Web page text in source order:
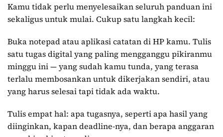
Kamu tidak perlu menyelesaikan seluruh panduan ini
sekaligus untuk mulai. Cukup satu langkah kecil:
Buka notepad atau aplikasi catatan di HP kamu. Tulis
satu tugas digital yang paling mengganggu pikiranmu
minggu ini — yang sudah kamu tunda, yang terasa
terlalu membosankan untuk dikerjakan sendiri, atau
yang harus selesai tapi tidak ada waktu.
Tulis empat hal: apa tugasnya, seperti apa hasil yang
diinginkan, kapan deadline-nya, dan berapa anggaran